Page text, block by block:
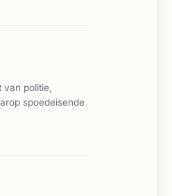
politie,
spoedeisende